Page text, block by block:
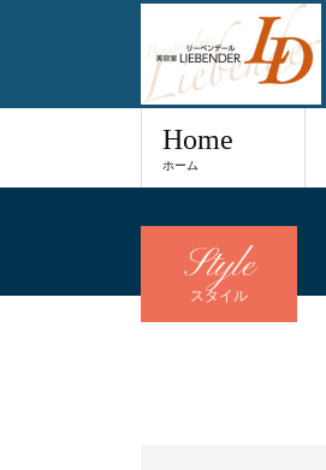
Home
ホーム
Style
スタイル